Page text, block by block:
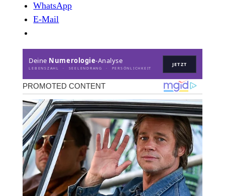
WhatsApp
E-Mail
Deine Numerologie-Analyse
LEBENSZAHL · SEELENDRANG · PERSÖNLICHKEIT
JETZT